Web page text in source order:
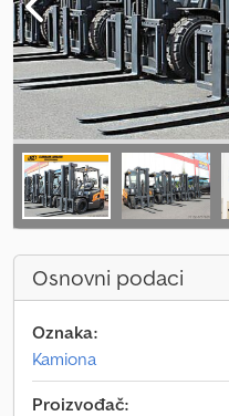
Osnovni podaci
Oznaka:
Kamiona
Proizvođač: